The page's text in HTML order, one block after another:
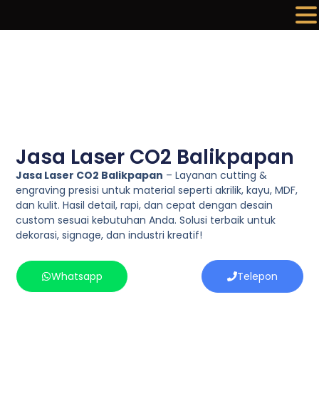
Jasa Laser CO2 Balikpapan
Jasa Laser CO2 Balikpapan – Layanan cutting &
engraving presisi untuk material seperti akrilik, kayu, MDF,
dan kulit. Hasil detail, rapi, dan cepat dengan desain
custom sesuai kebutuhan Anda. Solusi terbaik untuk
dekorasi, signage, dan industri kreatif!
Whatsapp Telepon